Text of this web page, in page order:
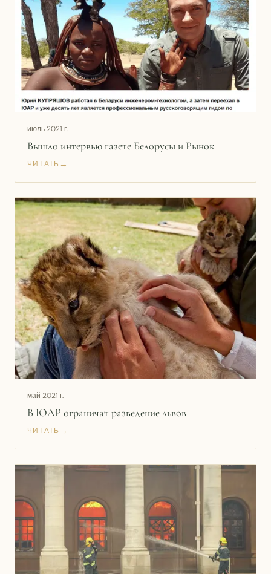
июль 2021 г.
Вышло интервью газете Белорусы и Рынок
ЧИТАТЬ →
май 2021 г.
В ЮАР ограничат разведение львов
ЧИТАТЬ →